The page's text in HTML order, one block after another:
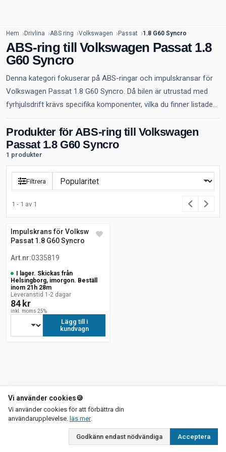
Hem Drivlina ABS ring Volkswagen Passat 1.8 G60 Syncro
ABS-ring till Volkswagen Passat 1.8
G60 Syncro
Denna kategori fokuserar på ABS-ringar och impulskransar för
Volkswagen Passat 1.8 G60 Syncro. Då bilen är utrustad med
fyrhjulsdrift krävs specifika komponenter, vilka du finner listade...
Produkter för ABS-ring till Volkswagen
Passat 1.8 G60 Syncro
1 produkter
Filtrera
1 - 1 av 1
Impulskrans för Volkswagen
Passat 1.8 G60 Syncro
Art.nr:0335819
I lager. Skickas från
Helsingborg, imorgon. Beställ
inom 21h 28m
Leveranstid 1-2 dagar
84 kr
inkl. moms 25%
Lägg till i
kundvagn
Vi använder cookies🍪
Vi använder cookies för att förbättra din
användarupplevelse. läs merom vår integritetspolicy
.
Godkänn endast nödvändiga Acceptera